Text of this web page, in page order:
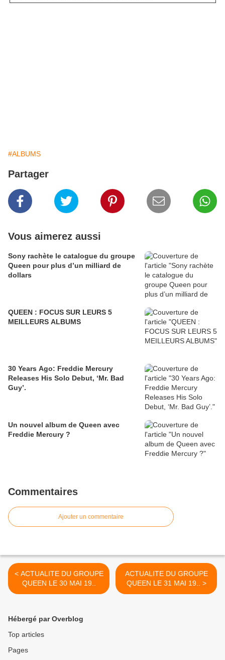
#ALBUMS
Partager
Vous aimerez aussi
Sony rachète le catalogue du groupe
Queen pour plus d’un milliard de
dollars
QUEEN : FOCUS SUR LEURS 5
MEILLEURS ALBUMS
30 Years Ago: Freddie Mercury
Releases His Solo Debut, ‘Mr. Bad
Guy’.
Un nouvel album de Queen avec
Freddie Mercury ?
Commentaires
Ajouter un commentaire
< ACTUALITE DU GROUPE
QUEEN LE 30 MAI 19..
ACTUALITE DU GROUPE
QUEEN LE 31 MAI 19.. >
Hébergé par Overblog
Top articles
Pages